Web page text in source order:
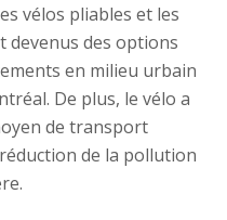
vélos pliables et les
devenus des options
en milieu urbain
De plus, le vélo a
de transport
de la pollution